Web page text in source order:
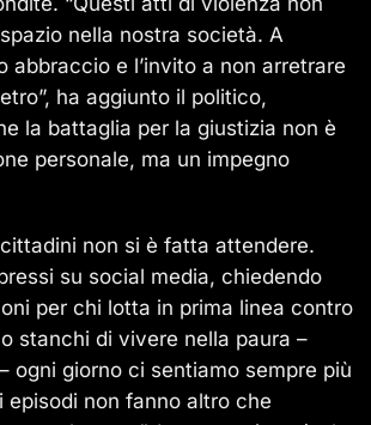
nella nostra società. A
abbraccio e l’invito a non arretrare
ha aggiunto il politico,
la battaglia per la giustizia non è
personale, ma un impegno
non si è fatta attendere.
su social media, chiedendo
per chi lotta in prima linea contro
stanchi di vivere nella paura –
ogni giorno ci sentiamo sempre più
episodi non fanno altro che